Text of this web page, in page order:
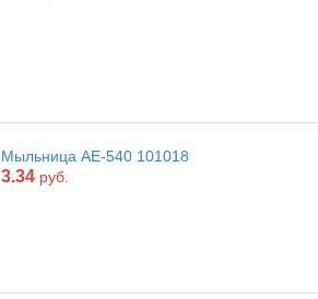
Мыльница АЕ-540 101018
3.34 руб.